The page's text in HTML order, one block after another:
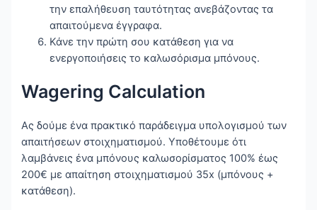
την επαλήθευση ταυτότητας ανεβάζοντας τα
απαιτούμενα έγγραφα.
Κάνε την πρώτη σου κατάθεση για να
ενεργοποιήσεις το καλωσόρισμα μπόνους.
Wagering Calculation
Ας δούμε ένα πρακτικό παράδειγμα υπολογισμού των
απαιτήσεων στοιχηματισμού. Υποθέτουμε ότι
λαμβάνεις ένα μπόνους καλωσορίσματος 100% έως
200€ με απαίτηση στοιχηματισμού 35x (μπόνους +
κατάθεση).